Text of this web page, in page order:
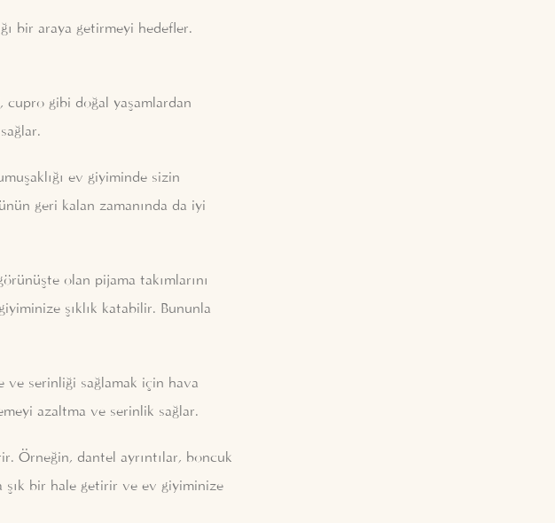
bir araya getirmeyi hedefler.
cupro gibi doğal yaşamlardan
ev giyiminde sizin
geri kalan zamanında da iyi
olan pijama takımlarını
şıklık katabilir. Bununla
ve serinliği sağlamak için hava
azaltma ve serinlik sağlar.
Örneğin, dantel ayrıntılar, boncuk
şık bir hale getirir ve ev giyiminize